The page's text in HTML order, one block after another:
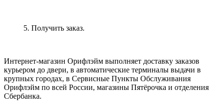
5. Получить заказ.
Интернет-магазин Орифлэйм выполняет доставку заказов
курьером до двери, в автоматические терминалы выдачи в
крупных городах, в Сервисные Пункты Обслуживания
Орифлэйм по всей России, магазины Пятёрочка и отделения
Сбербанка.